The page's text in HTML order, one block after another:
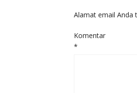
Alamat email Anda
Komentar
*